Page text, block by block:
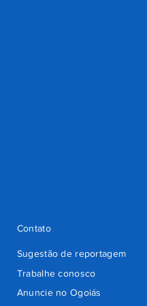
Sugestão de reportagem
Trabalhe conosco
Anuncie no Ogoiás
Contato